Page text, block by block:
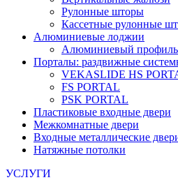
Рулонные шторы
Кассетные рулонные
Алюминиевые лоджии
Алюминиевый профиль
Порталы: раздвижные
VEKASLIDE HS
FS PORTAL
PSK PORTAL
Пластиковые входные двери
Межкомнатные двери
Входные металлические
Натяжные потолки
УСЛУГИ